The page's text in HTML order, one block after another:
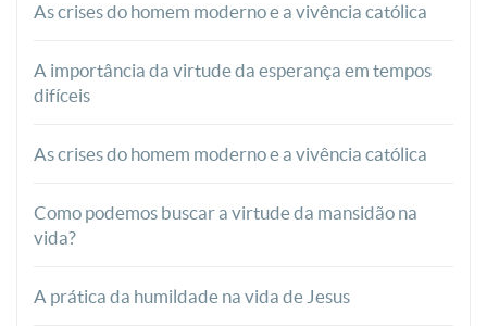
As crises do homem moderno e a vivência católica
A importância da virtude da esperança em tempos
difíceis
As crises do homem moderno e a vivência católica
Como podemos buscar a virtude da mansidão na
vida?
A prática da humildade na vida de Jesus